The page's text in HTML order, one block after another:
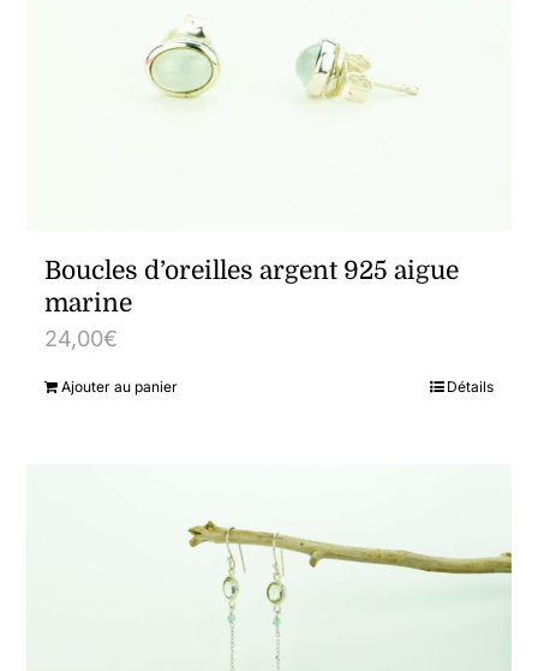
Boucles d’oreilles argent 925 aigue
marine
24,00€
Ajouter au panier Détails